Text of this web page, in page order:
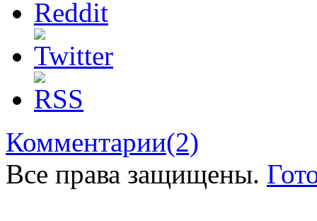
Комментарии(2)
Все права защищены.